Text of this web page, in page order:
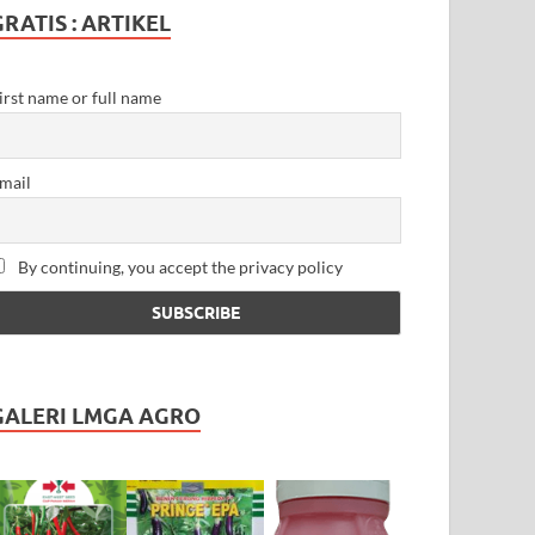
: ARTIKEL
name or full name
By continuing, you accept the privacy policy
LMGA AGRO